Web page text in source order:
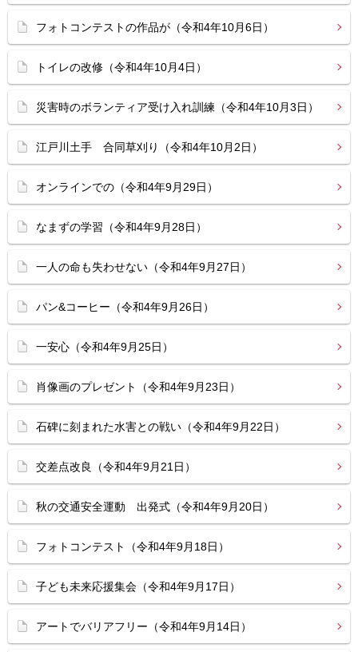
フォトコンテストの作品が（令和4年10月6日）
トイレの改修（令和4年10月4日）
災害時のボランティア受け入れ訓練（令和4年10月3日）
江戸川土手 合同草刈り（令和4年10月2日）
オンラインでの（令和4年9月29日）
なまずの学習（令和4年9月28日）
一人の命も失わせない（令和4年9月27日）
パン&コーヒー（令和4年9月26日）
一安心（令和4年9月25日）
肖像画のプレゼント（令和4年9月23日）
石碑に刻まれた水害との戦い（令和4年9月22日）
交差点改良（令和4年9月21日）
秋の交通安全運動 出発式（令和4年9月20日）
フォトコンテスト（令和4年9月18日）
子ども未来応援集会（令和4年9月17日）
アートでバリアフリー（令和4年9月14日）